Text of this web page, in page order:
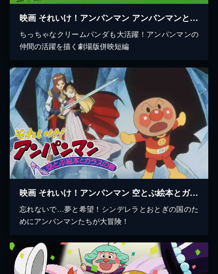
映画 それいけ！アンパンマン アンパンマンとおかしな仲間
ちっちゃなクリームパンダも大活躍！アンパンマンの
仲間の活躍を描く劇場版併映短編
映画 それいけ！アンパンマン 空とぶ絵本とガラスの靴
忘れないで…夢と希望！シンデレラとおとぎの国のた
めにアンパンマンたちが大冒険！